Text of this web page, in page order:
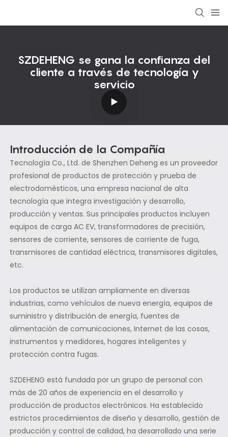
SZDEHENG se gana la confianza del
cliente a través de tecnología y
servicio
Introducción de la Compañía
Tecnología Co., Ltd. de Shenzhen Deheng es un proveedor
profesional de productos de protección y prueba de
electrodomésticos, una empresa nacional de alta
tecnología que integra investigación y desarrollo,
producción y ventas. Sus principales productos incluyen
equipos de carga AC EV, transformadores de precisión,
sensores de corriente, sensores de corriente de fuga,
transmisores de cantidad eléctrica, transmisores digitales,
etc.
Los productos se utilizan ampliamente en diversas
industrias, como vehículos de nueva energía, equipos de
suministro y distribución de energía, fuentes de
alimentación de comunicaciones, Internet de las cosas,
instrumentos y medidores, hogares inteligentes y
protección contra fugas.
SZDEHENG está fundada por un grupo de personal con
más de 20 años de experiencia en el desarrollo y
producción de productos electrónicos. Ha establecido
estrictos procedimientos de diseño y desarrollo, gestión de
producción y control de calidad, ha desarrollado una serie